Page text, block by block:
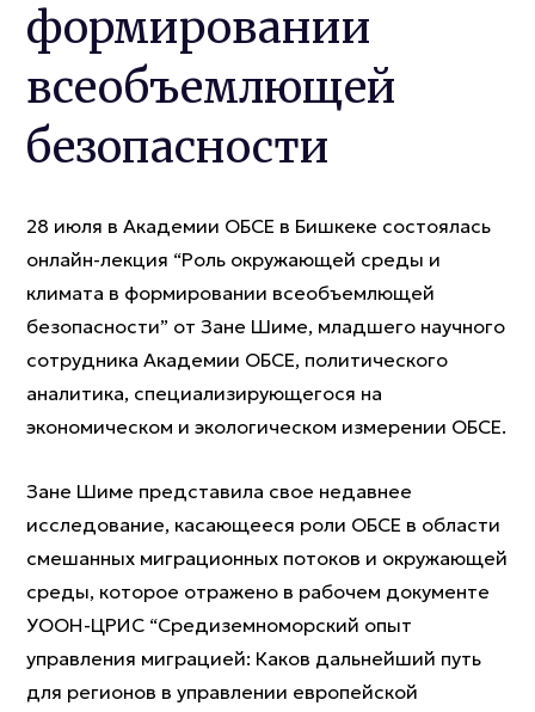
формировании
всеобъемлющей
безопасности
28 июля в Академии ОБСЕ в Бишкеке состоялась
онлайн-лекция “Роль окружающей среды и
климата в формировании всеобъемлющей
безопасности” от Зане Шиме, младшего научного
сотрудника Академии ОБСЕ, политического
аналитика, специализирующегося на
экономическом и экологическом измерении ОБСЕ.
Зане Шиме представила свое недавнее
исследование, касающееся роли ОБСЕ в области
смешанных миграционных потоков и окружающей
среды, которое отражено в рабочем документе
УООН-ЦРИС “Средиземноморский опыт
управления миграцией: Каков дальнейший путь
для регионов в управлении европейской